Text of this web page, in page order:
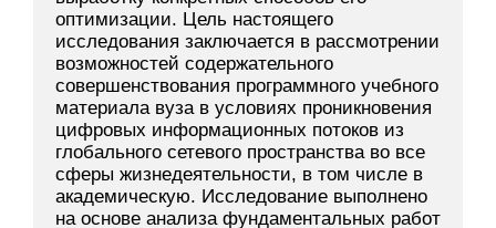
оптимизации. Цель настоящего
исследования заключается в рассмотрении
возможностей содержательного
совершенствования программного учебного
материала вуза в условиях проникновения
цифровых информационных потоков из
глобального сетевого пространства во все
сферы жизнедеятельности, в том числе в
академическую. Исследование выполнено
на основе анализа фундаментальных работ